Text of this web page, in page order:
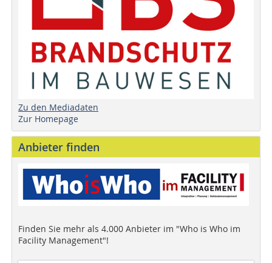
Zu den Mediadaten
Zur Homepage
Anbieter finden
Finden Sie mehr als 4.000 Anbieter im "Who is Who im
Facility Management"!